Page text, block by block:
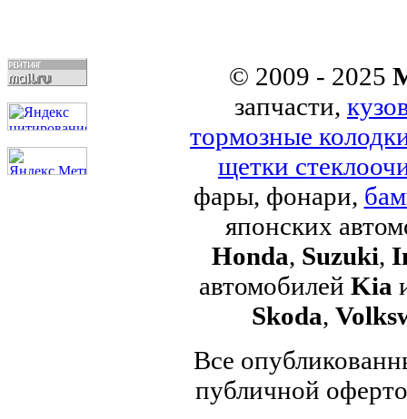
© 2009 - 2025
запчасти,
тормозные
щетки
фары, фонари,
японских
Honda, Suzuki,
автомобилей Kia
Skoda,
Все
публичной